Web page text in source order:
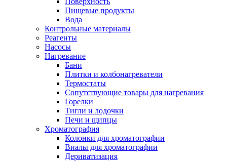
Пищевые продукты
Вода
Контрольные материалы
Реагенты
Насосы
Нагревание
Бани
Плитки и колбонагреватели
Термостаты
Сопутствующие товары для нагревания
Горелки
Тигли и лодочки
Печи и щипцы
Хроматография
Колонки для хроматографии
Виалы для хроматографии
Дериватизация